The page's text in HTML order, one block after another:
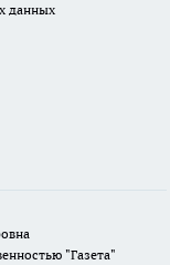
данных
"Газета"